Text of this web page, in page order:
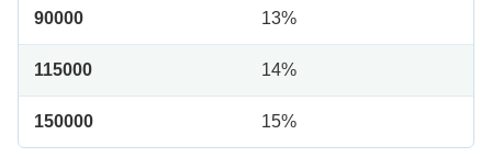
90000 13%
115000 14%
150000 15%